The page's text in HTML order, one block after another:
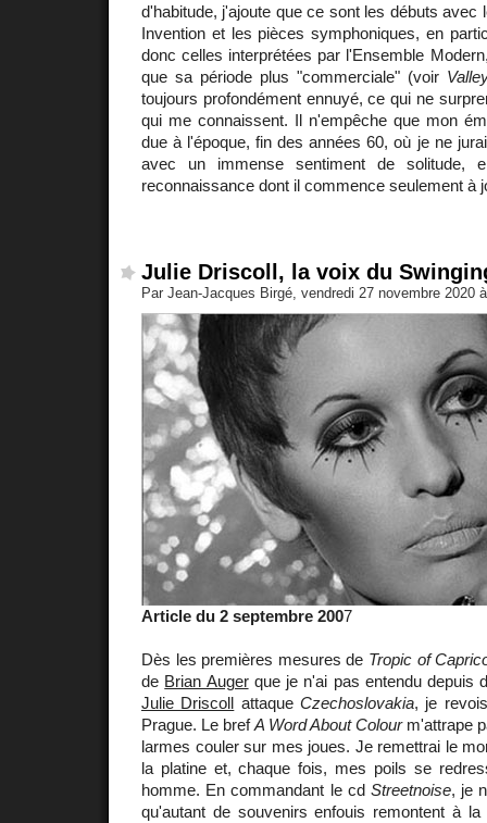
d'habitude, j'ajoute que ce sont les débuts avec
Invention et les pièces symphoniques, en
donc celles interprétées par l'Ensemble
que sa période plus "commerciale" (voir
toujours profondément ennuyé, ce qui ne
qui me connaissent. Il n'empêche que mon
due à l'époque, fin des années 60, où je ne
avec un immense sentiment de solitude,
reconnaissance dont il commence seulement à
Julie Driscoll, la voix du
Par Jean-Jacques Birgé, vendredi 27 novembre 2020
Article du 2 septembre 2007
Dès les premières mesures de Tropic of
de Brian Augerque je n'ai pas entendu depuis
Julie Driscoll attaqueCzechoslovakia, je
Prague. Le brefA Word About Colourm'attrape
larmes couler sur mes joues. Je remettrai le
la platine et, chaque fois, mes poils se
homme. En commandant le cd Streetnoise, je
qu'autant de souvenirs enfouis remontent à